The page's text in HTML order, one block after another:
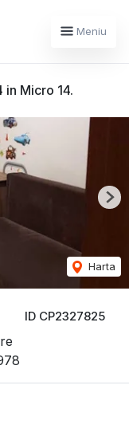
Meniu
in Micro 14.
ID CP2327825
Harta